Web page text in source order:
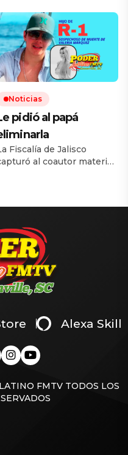
que operaba en
conformada por al
20 ciudadanos
y un
que desde
de 2024 y hasta
de 2025
armas de fuego a
para al menos una
[…]
Noticias
pidió al papá
Fiscalía de Jalisco
al coautor material
y ahora van por
la influencer e hijo del
capo del Cártel Jalisco
Generación (CJNG).
comunicó de la captura
Ramón Ángel Álvarez
[…]
Alexa Skill
FMTV TODOS LOS